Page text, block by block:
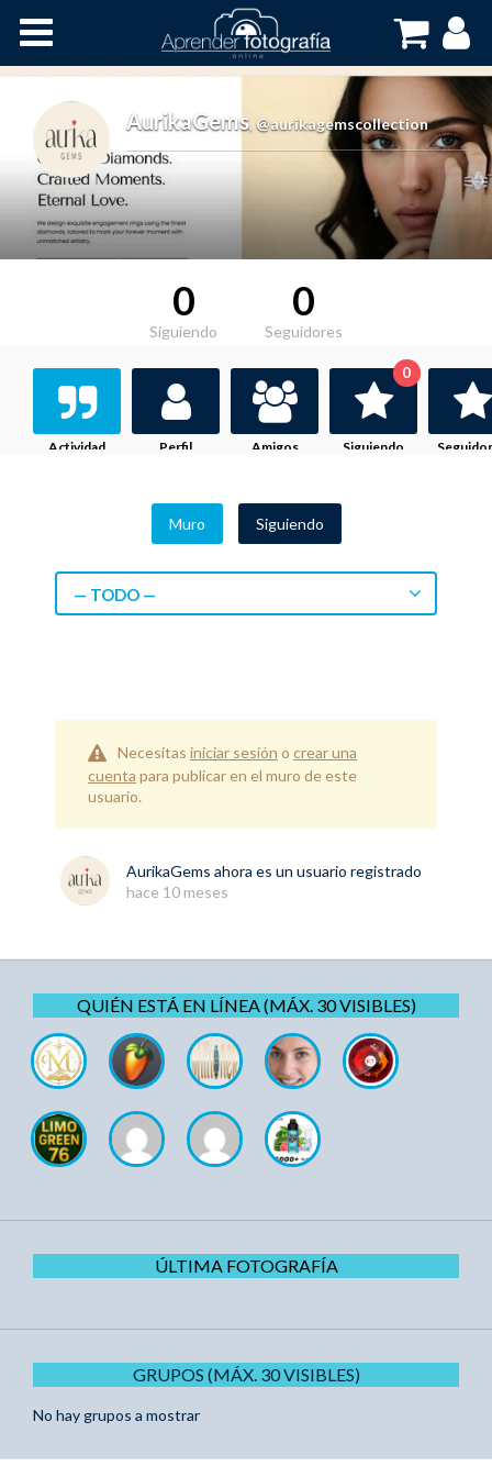
Cursos OnLine
AurikaGems, @aurikagemscollection
0
Siguiendo
0
Seguidores
Actividad Perfil Amigos Siguiendo
0
Muro Siguiendo
— TODO —
Necesitas iniciar sesión o crear una
cuenta para publicar en el muro de este
usuario.
AurikaGems ahora es un usuario registrado
hace 10 meses
QUIÉN ESTÁ EN LÍNEA (MÁX. 30 VISIBLES)
ÚLTIMA FOTOGRAFÍA
GRUPOS (MÁX. 30 VISIBLES)
No hay grupos a mostrar